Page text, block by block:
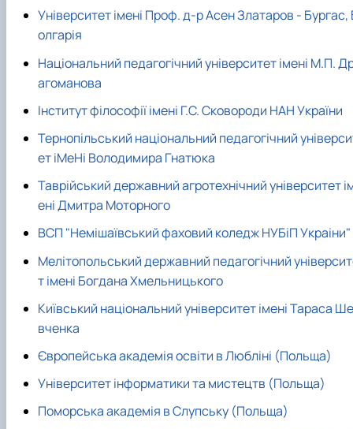
Університет імені Проф. д-р Асен Златаров - Бургас,
олгарія
Національний педагогічний університет імені М.П.
агоманова
Інститут філософії імені Г.С. Сковороди НАН України
Тернопiльський нацiональний педагогiчний
ет iMeHi Володимира Гнатюка
Таврійський державний агротехнічний університет
ені Дмитра Моторного
ВСП "Немiшаївський фаховий коледж НУБiП Украiни"
Мелiтопольський державний педагогiчний
т iменi Богдана Хмельницького
Київський національний унiверситет iменi Тараса Ше
вченка
Європейська академія освіти в Любліні (Польща)
Університет інформатики та мистецтв (Польща)
Поморська академія в Слупську (Польща)